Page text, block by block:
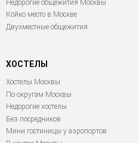
Недорогие общежития Москвы
Койко место в Москве
Двухместные общежития
ХОСТЕЛЫ
Хостелы Москвы
По округам Москвы
Недорогие хостелы
Без посредников
Мини гостиницы у аэропортов